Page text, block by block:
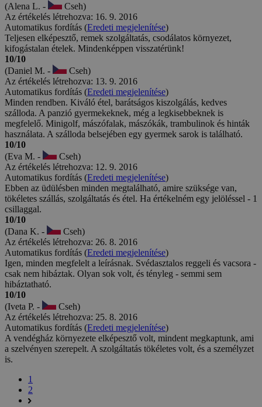
(Alena L. -
Cseh)
Az értékelés létrehozva: 16. 9. 2016
Automatikus fordítás (Eredeti megjelenítése)
Teljesen elképesztő, remek szolgáltatás, csodálatos környezet,
kifogástalan ételek. Mindenképpen visszatérünk!
10/10
(Daniel M. -
Cseh)
Az értékelés létrehozva: 13. 9. 2016
Automatikus fordítás (Eredeti megjelenítése)
Minden rendben. Kiváló étel, barátságos kiszolgálás, kedves
szálloda. A panzió gyermekeknek, még a legkisebbeknek is
megfelelő. Minigolf, mászófalak, mászókák, trambulinok és hinták
használata. A szálloda belsejében egy gyermek sarok is található.
10/10
(Eva M. -
Cseh)
Az értékelés létrehozva: 12. 9. 2016
Automatikus fordítás (Eredeti megjelenítése)
Ebben az üdülésben minden megtalálható, amire szüksége van,
tökéletes szállás, szolgáltatás és étel. Ha értékelném egy jelöléssel - 1
csillaggal.
10/10
(Dana K. -
Cseh)
Az értékelés létrehozva: 26. 8. 2016
Automatikus fordítás (Eredeti megjelenítése)
Igen, minden megfelelt a leírásnak. Svédasztalos reggeli és vacsora -
csak nem hibáztak. Olyan sok volt, és tényleg - semmi sem
hibáztatható.
10/10
(Iveta P. -
Cseh)
Az értékelés létrehozva: 25. 8. 2016
Automatikus fordítás (Eredeti megjelenítése)
A vendégház környezete elképesztő volt, mindent megkaptunk, ami
a szelvényen szerepelt. A szolgáltatás tökéletes volt, és a személyzet
is.
1
2